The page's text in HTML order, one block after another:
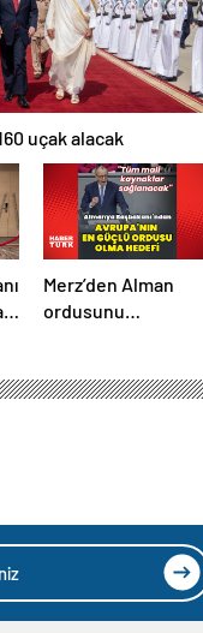
ederim
uçak alacak
Merz’den Alman
ordusunu
hedefi